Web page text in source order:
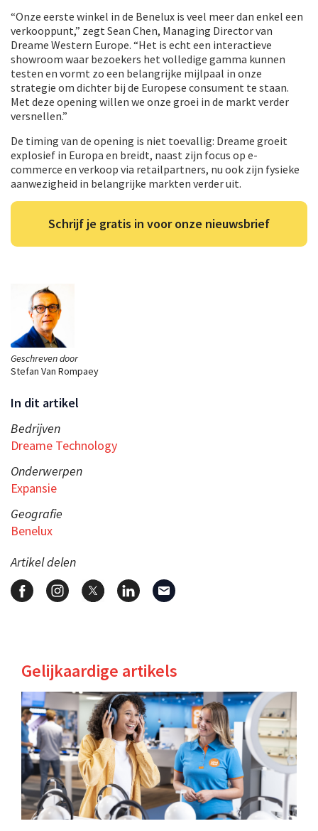
Geschreven door
Stefan Van Rompaey
In dit artikel
Bedrijven
Dreame Technology
Onderwerpen
Expansie
Geografie
Benelux
Artikel delen
“Onze eerste winkel in de Benelux is veel meer dan enkel een
verkooppunt,” zegt Sean Chen, Managing Director van
Dreame Western Europe. “Het is echt een interactieve
showroom waar bezoekers het volledige gamma kunnen
testen en vormt zo een belangrijke mijlpaal in onze
strategie om dichter bij de Europese consument te staan.
Met deze opening willen we onze groei in de markt verder
versnellen.”
De timing van de opening is niet toevallig: Dreame groeit
explosief in Europa en breidt, naast zijn focus op e-
commerce en verkoop via retailpartners, nu ook zijn fysieke
aanwezigheid in belangrijke markten verder uit.
Schrijf je gratis in voor onze nieuwsbrief
Gelijkaardige artikels